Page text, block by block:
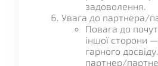
задоволення.
Увага до партнера/
Повага до
іншої сторони
гарного
партнер/